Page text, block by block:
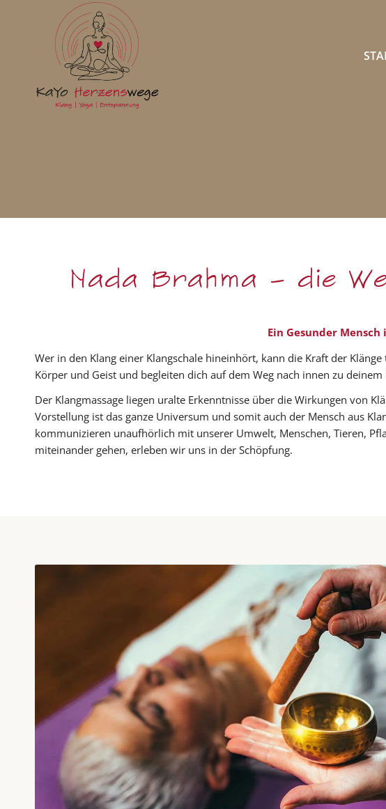
Nada Brahma – die
Ein Gesunder
Wer in den Klang einer Klangschale hineinhört, kann die Kraft der
Körper und Geist und begleiten dich auf dem Weg nach innen zu
Der Klangmassage liegen uralte Erkenntnisse über die Wirkungen von
Vorstellung ist das ganze Universum und somit auch der Mensch aus
kommunizieren unaufhörlich mit unserer Umwelt, Menschen, Tieren,
miteinander gehen, erleben wir uns in der Schöpfung.